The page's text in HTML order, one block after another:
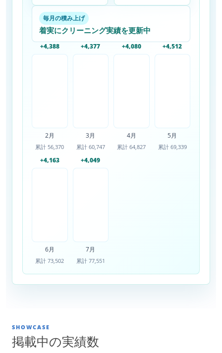
毎月の積み上げ
着実にクリーニング実績を更新中
+4,388
2月
累計 56,370
+4,377
3月
累計 60,747
+4,080
4月
累計 64,827
+4,512
5月
累計 69,339
+4,163
6月
累計 73,502
+4,049
7月
累計 77,551
SHOWCASE
掲載中の実績数